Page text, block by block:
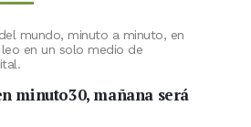
mundo, minuto a minuto, en
en un solo medio de
minuto30, mañana será